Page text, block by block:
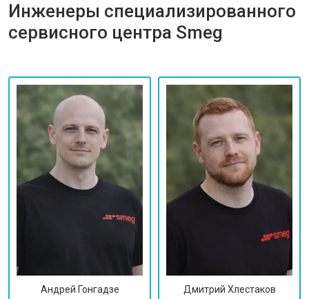
Инженеры специализированного
сервисного центра Smeg
Андрей Гонгадзе Дмитрий Хлестаков